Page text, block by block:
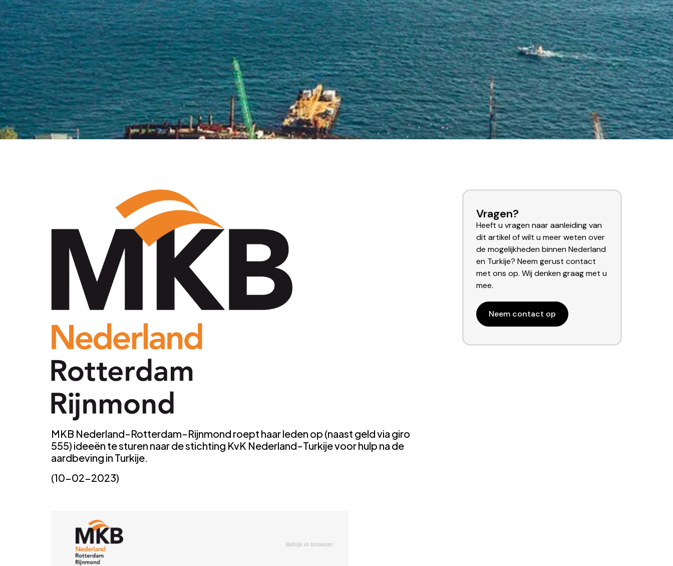
MKB Nederland-Rotterdam-Rijnmond roept haar leden op (naast geld via giro
555) ideeën te sturen naar de stichting KvK Nederland-Turkije voor hulp na de
aardbeving in Turkije.
(10-02-2023)
Vragen?
Heeft u vragen naar aanleiding van
dit artikel of wilt u meer weten over
de mogelijkheden binnen Nederland
en Turkije? Neem gerust contact
met ons op. Wij denken graag met u
mee.
Neem contact op